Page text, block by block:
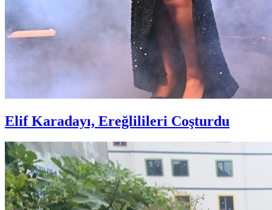
Elif Karadayı, Ereğlilileri Coşturdu